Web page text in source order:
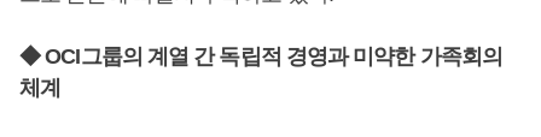
◆ OCI그룹의 계열 간 독립적 경영과 미약한 가족회의
체계